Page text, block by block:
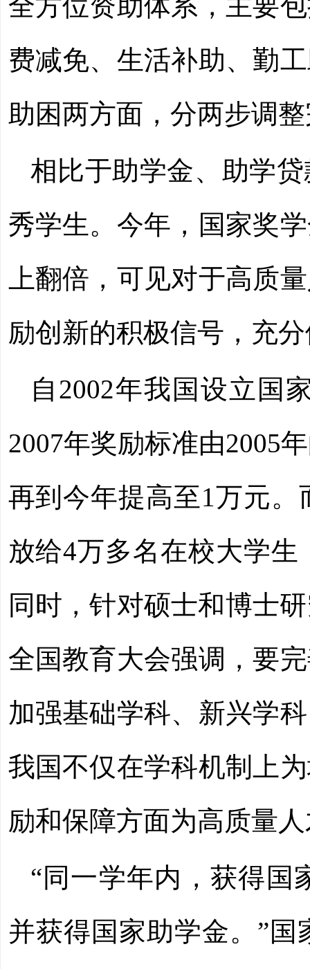
费减免、生活补助、勤
助困两方面，分两步调
相比于助学金、助学
秀学生。今年，国家奖
上翻倍，可见对于高质
励创新的积极信号，充
自2002年我国设立国
2007年奖励标准由2005
再到今年提高至1万元
放给4万多名在校大学
同时，针对硕士和博士
全国教育大会强调，要
加强基础学科、新兴学
我国不仅在学科机制上
励和保障方面为高质量
“同一学年内，获得国
并获得国家助学金。”